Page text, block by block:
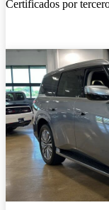
Certificados por